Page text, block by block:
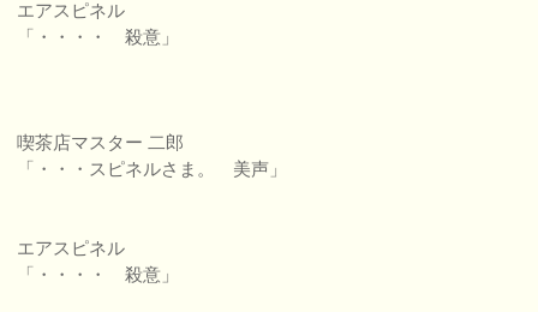
エアスピネル
「・・・・ 殺意」
喫茶店マスター 二郎
「・・・スピネルさま。 美声」
エアスピネル
「・・・・ 殺意」